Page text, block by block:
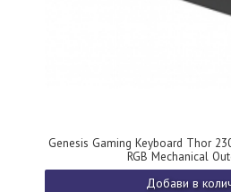
Genesis Gaming Keyboard Thor
RGB Mechanical
Добави в